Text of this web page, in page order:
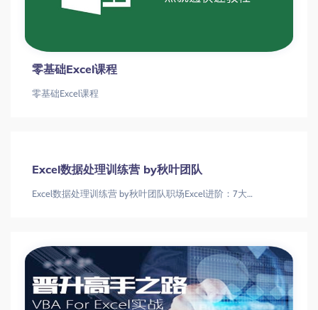
零基础Excel课程
零基础Excel课程
Excel数据处理训练营 by秋叶团队
Excel数据处理训练营 by秋叶团队职场Excel进阶：7大模块系统掌握数据处理核心技能Excel数据处理|职场技能|数据分析